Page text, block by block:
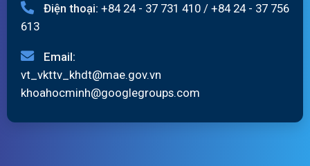
Điện thoại: +84 24 - 37 731 410 / +84 24 - 37 756
613
Email:
vt_vkttv_khdt@mae.gov.vn
khoahocminh@googlegroups.com